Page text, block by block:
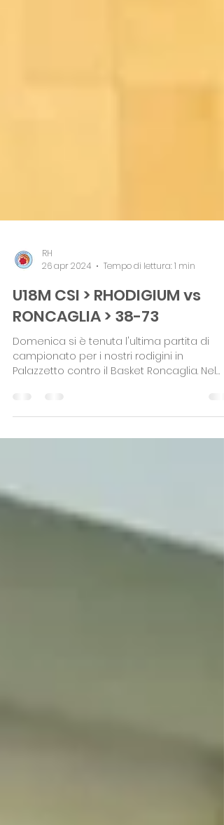
RH
26 apr 2024
Tempo di lettura: 1 min
U18M CSI > RHODIGIUM vs
RONCAGLIA > 38-73
Palazzetto contro il Basket Roncaglia. Nel
primo tempo si è...